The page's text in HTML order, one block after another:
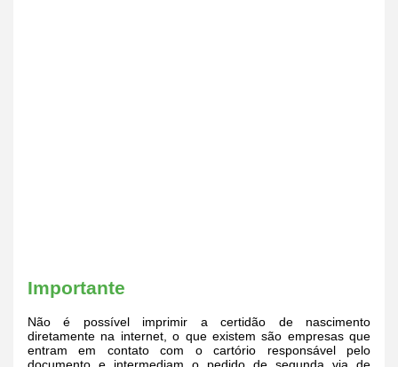
Importante
Não é possível imprimir a certidão de nascimento
diretamente na internet, o que existem são empresas que
entram em contato com o cartório responsável pelo
documento e intermediam o pedido de segunda via de